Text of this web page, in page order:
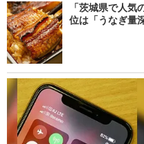
「茨城県で人
位は「うなぎ量